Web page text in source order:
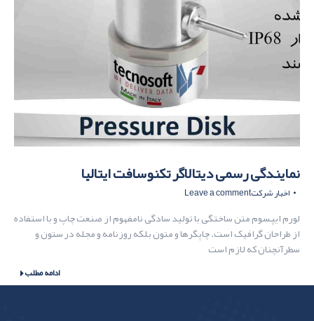
نمایندگی رسمی دیتالاگر تکنوسافت ایتالیا
اخبار شرکتLeave a comment
لورم ایپسوم متن ساختگی با تولید سادگی نامفهوم از صنعت چاپ و با استفاده
از طراحان گرافیک است. چاپگرها و متون بلکه روزنامه و مجله در ستون و
سطرآنچنان که لازم است
ادامه مطلب